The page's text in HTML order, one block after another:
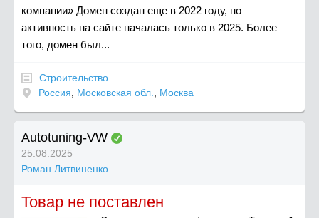
компании» Домен создан еще в 2022 году, но
активность на сайте началась только в 2025. Более
того, домен был...
Строительство
Россия
Московская обл. Москва
Autotuning-VW
25.08.2025
Роман Литвиненко
Товар не поставлен